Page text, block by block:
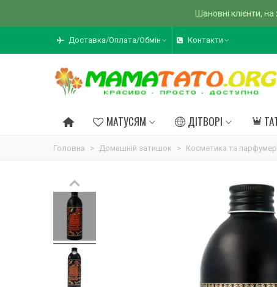
Шановні клієнти, на
Доставка/Оплата/Обмін Контакти
МАТУСЯМ ДІТВОРІ
Головна > Домашній затишок > Косметика та